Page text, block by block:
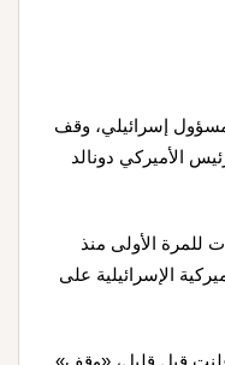
مسؤول إسرائيلي، وقف
الأميركي دونالد
للمرة الأولى منذ
الإسرائيلية على